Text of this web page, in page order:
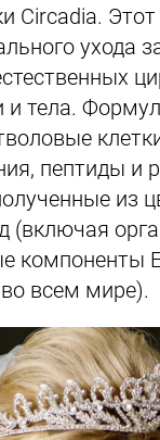
Circadia.
ухода
и тела.
пептиды и
из
(включая
компоненты
всем мире).